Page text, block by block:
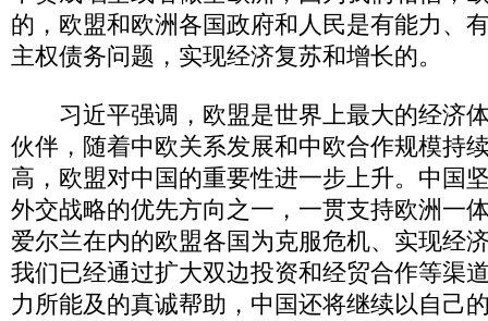
的，欧盟和欧洲各国政府和人民是有能力、
主权债务问题，实现经济复苏和增长的。
习近平强调，欧盟是世界上最大的经济
伙伴，随着中欧关系发展和中欧合作规模持
高，欧盟对中国的重要性进一步上升。中国
外交战略的优先方向之一，一贯支持欧洲一
爱尔兰在内的欧盟各国为克服危机、实现经
我们已经通过扩大双边投资和经贸合作等渠
力所能及的真诚帮助，中国还将继续以自己